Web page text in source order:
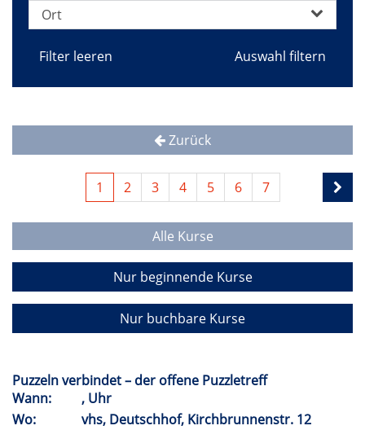
Ort
Filter leeren
Zurück
1 2 3 4 5 6 7
Alle Kurse
Nur beginnende Kurse
Nur buchbare Kurse
Puzzeln verbindet – der offene Puzzletreff
Wann:
, Uhr
Wo:
vhs, Deutschhof, Kirchbrunnenstr. 12